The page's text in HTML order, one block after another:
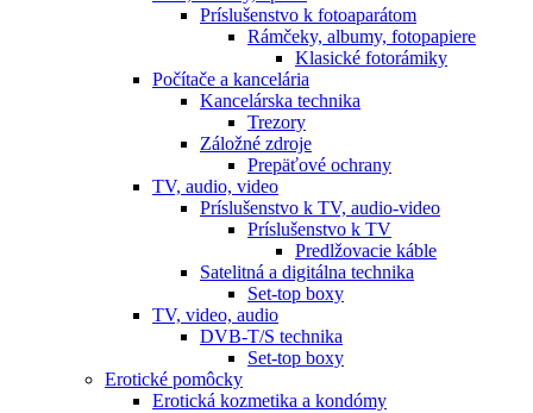
Príslušenstvo k fotoaparátom
Rámčeky, albumy, fotopapiere
Klasické fotorámiky
Počítače a kancelária
Kancelárska technika
Trezory
Záložné zdroje
Prepäťové ochrany
TV, audio, video
Príslušenstvo k TV, audio-video
Príslušenstvo k TV
Predlžovacie káble
Satelitná a digitálna technika
Set-top boxy
TV, video, audio
DVB-T/S technika
Set-top boxy
Erotické pomôcky
Erotická kozmetika a kondómy